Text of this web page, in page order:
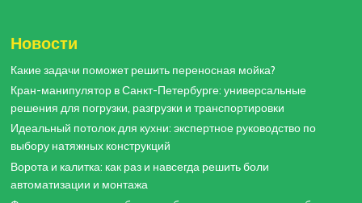
Новости
Какие задачи поможет решить переносная мойка?
Кран-манипулятор в Санкт-Петербурге: универсальные
решения для погрузки, разгрузки и транспортировки
Идеальный потолок для кухни: экспертное руководство по
выбору натяжных конструкций
Ворота и калитка: как раз и навсегда решить боли
автоматизации и монтажа